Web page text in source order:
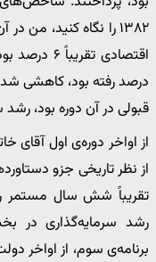
۱۳۸۲ را نگاه کنید،
قبولی در آن دوره بود،
از نظر تاریخی جزو
رشد سرمایه‌گذاری
برنامه‌ی سوم، از اواخر